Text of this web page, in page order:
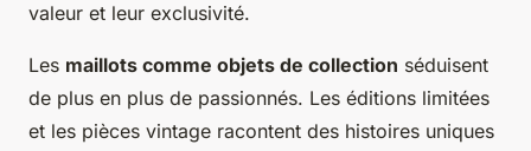
valeur et leur exclusivité.
Les maillots comme objets de collection séduisent
de plus en plus de passionnés. Les éditions limitées
et les pièces vintage racontent des histoires uniques